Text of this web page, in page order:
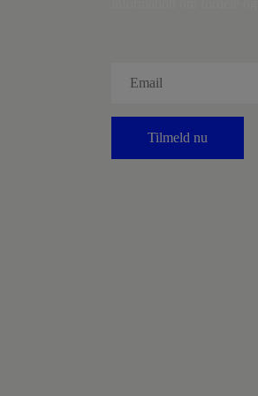
Tilmeld nu